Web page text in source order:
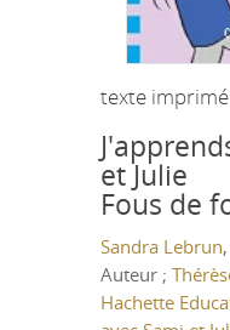
texte imprimé
et Julie
Fous de
Sandra Lebrun
Auteur ;
Hachette